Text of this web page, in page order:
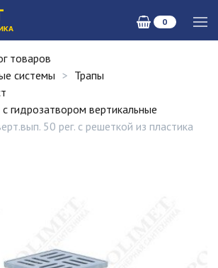
0
товаров
системы
Трапы
гидрозатвором вертикальные
50 рег. с решеткой из пластика